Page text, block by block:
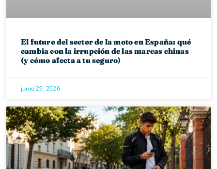
El futuro del sector de la moto en España: qué
cambia con la irrupción de las marcas chinas
(y cómo afecta a tu seguro)
junio 29, 2026